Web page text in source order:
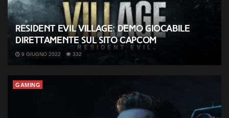
Resident Evil Village: demo giocabile
direttamente sul sito Capcom
9 GIUGNO 2022 332
GAMING